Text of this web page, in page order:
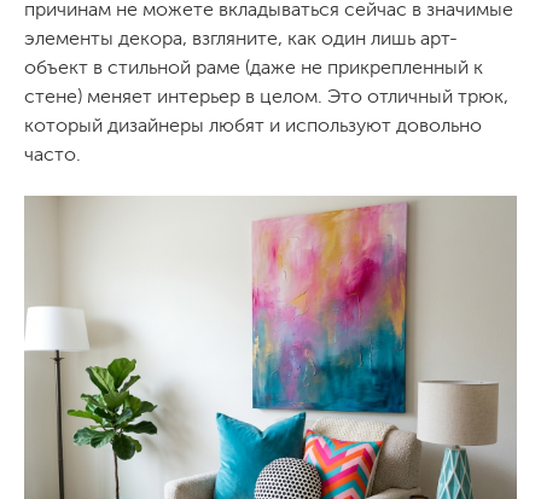
причинам не можете вкладываться сейчас в значимые
элементы декора, взгляните, как один лишь арт-
объект в стильной раме (даже не прикрепленный к
стене) меняет интерьер в целом. Это отличный трюк,
который дизайнеры любят и используют довольно
часто.